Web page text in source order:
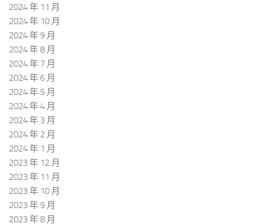
2024 年 11 月
2024 年 10 月
2024 年 9 月
2024 年 8 月
2024 年 7 月
2024 年 6 月
2024 年 5 月
2024 年 4 月
2024 年 3 月
2024 年 2 月
2024 年 1 月
2023 年 12 月
2023 年 11 月
2023 年 10 月
2023 年 9 月
2023 年 8 月